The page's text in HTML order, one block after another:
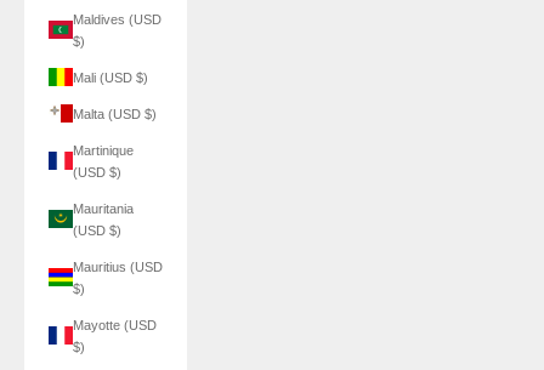
Maldives (USD
$)
Mali (USD $)
Malta (USD $)
Martinique
(USD $)
Mauritania
(USD $)
Mauritius (USD
$)
Mayotte (USD
$)